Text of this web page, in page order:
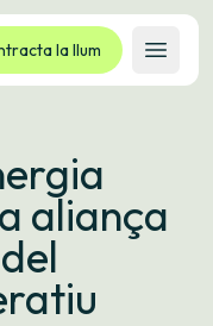
la llum
Obrir
aliança